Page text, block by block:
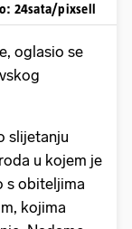
24sata/pixsell
oglasio se
slijetanju
u kojem je
s obiteljima
kojima